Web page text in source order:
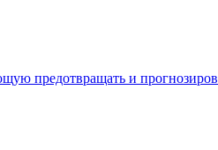
предотвращать и